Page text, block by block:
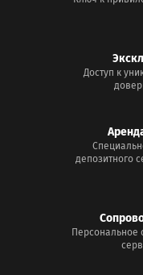
Доступ к
депозитного